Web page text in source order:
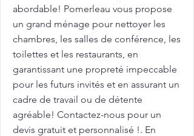
abordable! Pomerleau vous propose
un grand ménage pour nettoyer les
chambres, les salles de conférence, les
toilettes et les restaurants, en
garantissant une propreté impeccable
pour les futurs invités et en assurant un
cadre de travail ou de détente
agréable! Contactez-nous pour un
devis gratuit et personnalisé !. En